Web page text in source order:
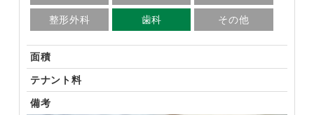
整形外科 歯科 その他
面積
テナント料
備考